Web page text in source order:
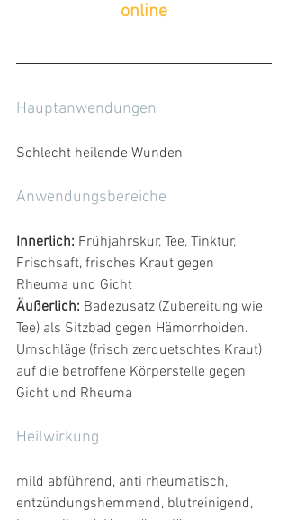
online
Hauptanwendungen
Schlecht heilende Wunden
Anwendungsbereiche
Innerlich: Frühjahrskur, Tee, Tinktur,
Frischsaft, frisches Kraut gegen
Rheuma und Gicht
Äußerlich: Badezusatz (Zubereitung wie
Tee) als Sitzbad gegen Hämorrhoiden.
Umschläge (frisch zerquetschtes Kraut)
auf die betroffene Körperstelle gegen
Gicht und Rheuma
Heilwirkung
mild abführend, anti rheumatisch,
entzündungshemmend, blutreinigend,